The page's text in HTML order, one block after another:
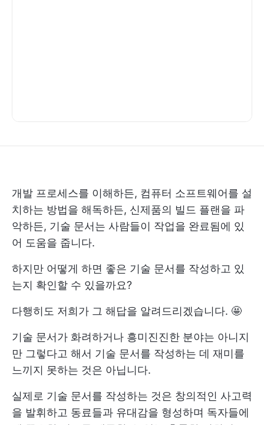
개발 프로세스를 이해하든, 컴퓨터 소프트웨어를 설
치하는 방법을 해독하든, 신제품의 빌드 플랜을 파
악하든, 기술 문서는 사람들이 작업을 완료됨에 있
어 도움을 줍니다.
하지만 어떻게 하면 좋은 기술 문서를 작성하고 있
는지 확인할 수 있을까요?
다행히도 저희가 그 해답을 알려드리겠습니다. 🤩
기술 문서가 화려하거나 흥미진진한 분야는 아니지
만 그렇다고 해서 기술 문서를 작성하는 데 재미를
느끼지 못하는 것은 아닙니다.
실제로 기술 문서를 작성하는 것은 창의적인 사고력
을 발휘하고 동료들과 유대감을 형성하며 독자들에